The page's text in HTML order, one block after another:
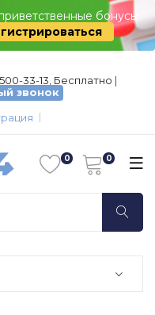
бонусы
33-13, Бесплатно |
звонок